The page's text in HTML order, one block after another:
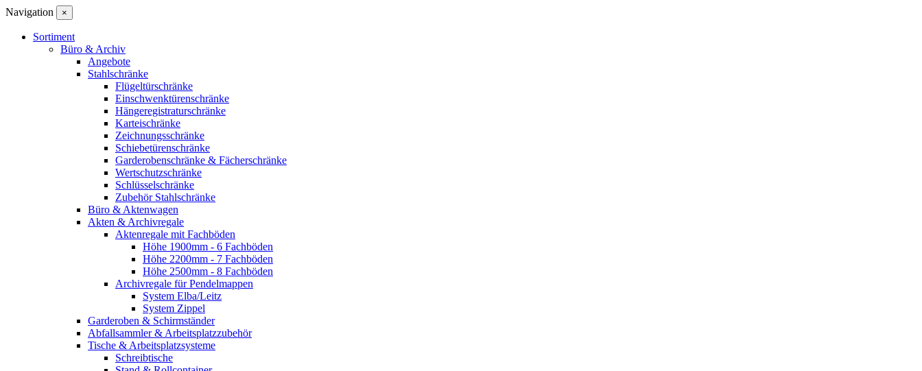
Navigation ×
Sortiment
Büro & Archiv
Angebote
Stahlschränke
Flügeltürschränke
Einschwenktürenschränke
Hängeregistraturschränke
Karteischränke
Zeichnungsschränke
Schiebetürenschränke
Garderobenschränke & Fächerschränke
Wertschutzschränke
Schlüsselschränke
Zubehör Stahlschränke
Büro & Aktenwagen
Akten & Archivregale
Aktenregale mit Fachböden
Höhe 1900mm - 6 Fachböden
Höhe 2200mm - 7 Fachböden
Höhe 2500mm - 8 Fachböden
Archivregale für Pendelmappen
System Elba/Leitz
System Zippel
Garderoben & Schirmständer
Abfallsammler & Arbeitsplatzzubehör
Tische & Arbeitsplatzsysteme
Schreibtische